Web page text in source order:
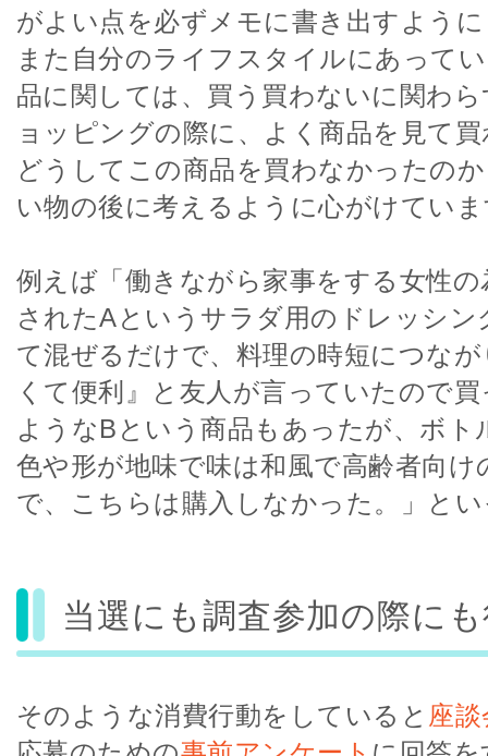
がよい点を必ずメモに書き出すよう
また自分のライフスタイルにあって
品に関しては、買う買わないに関わ
ョッピングの際に、よく商品を見て
どうしてこの商品を買わなかったの
い物の後に考えるように心がけてい
例えば「働きながら家事をする女性
されたAというサラダ用のドレッシン
て混ぜるだけで、料理の時短につな
くて便利』と友人が言っていたので
ようなBという商品もあったが、ボト
色や形が地味で味は和風で高齢者向
で、こちらは購入しなかった。」と
当選にも調査参加の際に
そのような消費行動をしていると 座談